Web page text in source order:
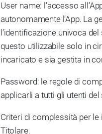
User name: l’accesso
autonomamente l’App. La
l’identificazione univoca
questo utilizzabile solo in
incaricato e sia gestita in
Password: le regole di
applicarli a tutti gli utenti
Criteri di complessità per
Titolare.